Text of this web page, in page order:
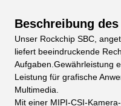
Beschreibung
Unser Rockchip SBC,
liefert beeindruckende
Aufgaben.Gewährleistung
Leistung für grafische
Multimedia.
Mit einer MIPI-CSI-